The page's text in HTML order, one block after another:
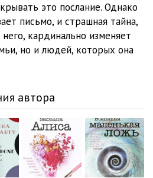
10:30
17:30
17:31
12:44
06:50
это послание. Однако
письмо, и страшная тайна,
кардинально изменяет
но и людей, которых она
автора